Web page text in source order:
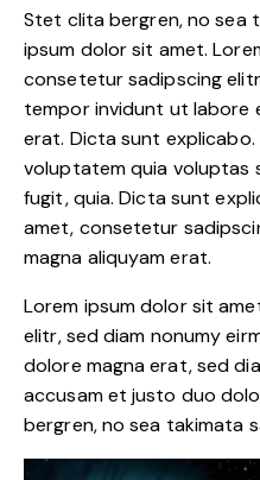
Stet clita bergren, no sea
ipsum dolor sit amet.
consetetur sadipscing
tempor invidunt ut labore
erat. Dicta sunt explicabo.
voluptatem quia
fugit, quia. Dicta sunt
amet, consetetur
magna aliquyam erat.
Lorem ipsum dolor sit
elitr, sed diam nonumy
dolore magna erat, sed
accusam et justo duo
bergren, no sea takimata